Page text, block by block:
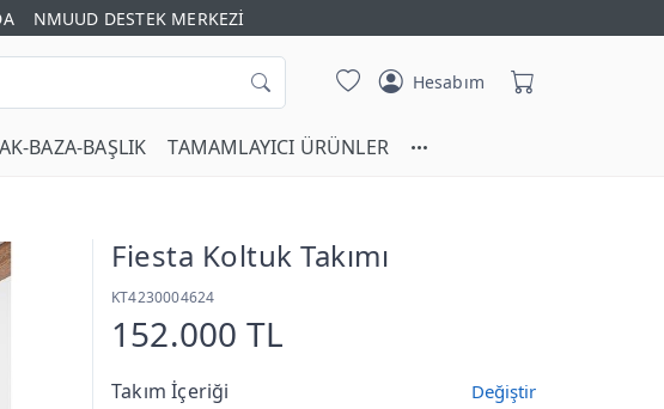
NMUUD DESTEK MERKEZİ
Hesabım
BAZA-BAŞLIK TAMAMLAYICI ÜRÜNLER
Fiesta Koltuk Takımı
KT4230004624
152.000 TL
Takım İçeriği Değiştir